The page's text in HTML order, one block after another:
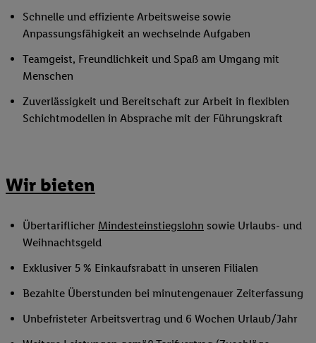
Schnelle und effiziente Arbeitsweise sowie
Anpassungsfähigkeit an wechselnde Aufgaben
Teamgeist, Freundlichkeit und Spaß am Umgang mit
Menschen
Zuverlässigkeit und Bereitschaft zur Arbeit in flexiblen
Schichtmodellen in Absprache mit der Führungskraft
Wir bieten
Übertariflicher Mindesteinstiegslohn sowie Urlaubs- und
Weihnachtsgeld
Exklusiver 5 % Einkaufsrabatt in unseren Filialen
Bezahlte Überstunden bei minutengenauer Zeiterfassung
Unbefristeter Arbeitsvertrag und 6 Wochen Urlaub/Jahr